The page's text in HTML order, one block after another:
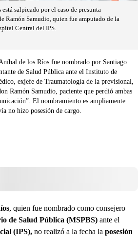
salpicado por el caso de presunta
Ramón Samudio, quien fue amputado de la
Central del IPS.
de los Ríos fue nombrado por Santiago
de Salud Pública ante el Instituto de
exjefe de Traumatología de la previsional,
Ramón Samudio, paciente que perdió ambas
El nombramiento es ampliamente
no hizo posesión de cargo.
, quien fue nombrado como consejero
de Salud Pública (MSPBS) ante el
(IPS), no realizó a la fecha la posesión